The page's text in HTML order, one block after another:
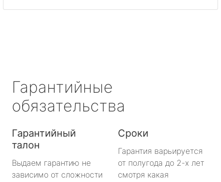
Гарантийные
обязательства
Гарантийный
талон
Выдаем гарантию не
зависимо от сложности
Сроки
Гарантия варьируется
от полугода до 2-х лет
смотря какая